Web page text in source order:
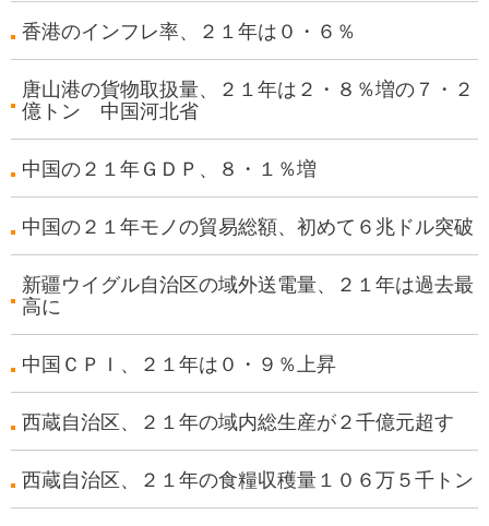
香港のインフレ率、２１年は０・６％
唐山港の貨物取扱量、２１年は２・８％増の７・２
億トン 中国河北省
中国の２１年ＧＤＰ、８・１％増
中国の２１年モノの貿易総額、初めて６兆ドル突破
新疆ウイグル自治区の域外送電量、２１年は過去最
高に
中国ＣＰＩ、２１年は０・９％上昇
西蔵自治区、２１年の域内総生産が２千億元超す
西蔵自治区、２１年の食糧収穫量１０６万５千トン